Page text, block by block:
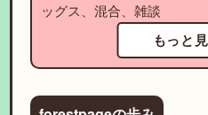
ッグス、混合、雑談
もっと